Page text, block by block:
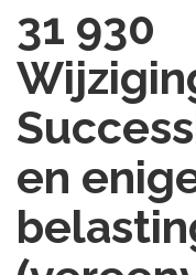
31 930
en